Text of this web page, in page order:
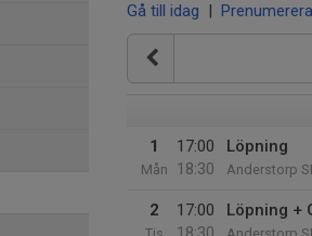
Gå till idag | Prenumerera
1
Mån
17:00
18:30
Löpning
Anderstorp
2
17:00
Löpning +